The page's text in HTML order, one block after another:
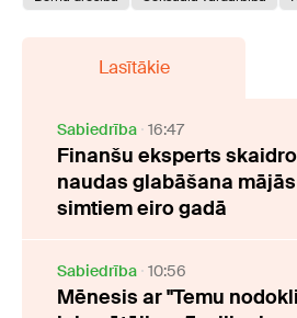
Lasītākie
Sabiedrība 16:47
Finanšu eksperts
naudas glabāšana
simtiem eiro gadā
Sabiedrība 10:56
Mēnesis ar "Temu